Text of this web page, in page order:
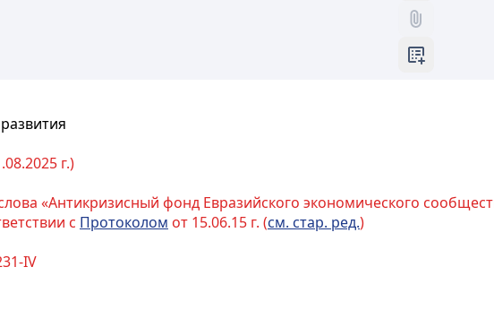
г.)
«Антикризисный фонд Евразийского экономического
с Протоколом от 15.06.15 г. (см. стар. ред.)
IV